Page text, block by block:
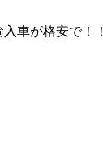
車が格安で！！